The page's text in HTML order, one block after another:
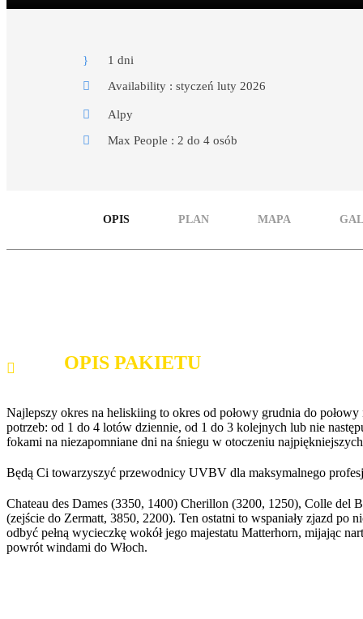
1 dni
Availability : styczeń luty 2026
Alpy
Max People : 2 do 4 osób
OPIS PLAN MAPA
OPIS PAKIETU
Najlepszy okres na heliskiing to okres od połowy grudnia do
potrzeb: od 1 do 4 lotów dziennie, od 1 do 3 kolejnych lub nie
fokami na niezapomniane dni na śniegu w otoczeniu
Będą Ci towarzyszyć przewodnicy UVBV dla maksymalnego
Chateau des Dames (3350, 1400) Cherillon (3200, 1250), Colle del
(zejście do Zermatt, 3850, 2200). Ten ostatni to wspaniały zjazd
odbyć pełną wycieczkę wokół jego majestatu Matterhorn, mijając
powrót windami do Włoch.